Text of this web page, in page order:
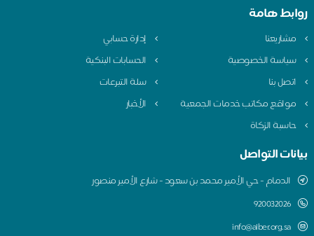
روابط هامة
مشاريعنا
إدارة حسابي
سياسة الخصوصية
الحسابات البنكية
اتصل بنا
سلة التبرعات
مواقع مكاتب خدمات الجمعية
الأخبار
حاسبة الزكاة
بيانات التواصل
الدمام - حي الأمير محمد بن سعود - شارع الأمير منصور
920032026
info@alber.org.sa